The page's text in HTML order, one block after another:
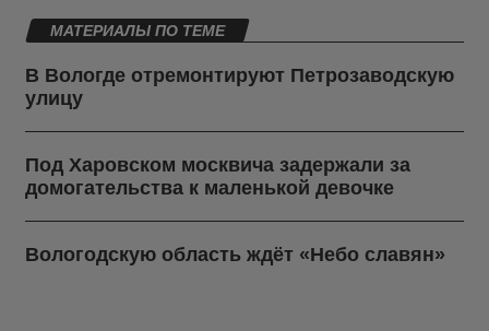
МАТЕРИАЛЫ ПО ТЕМЕ
В Вологде отремонтируют Петрозаводскую
улицу
Под Харовском москвича задержали за
домогательства к маленькой девочке
Вологодскую область ждёт «Небо славян»